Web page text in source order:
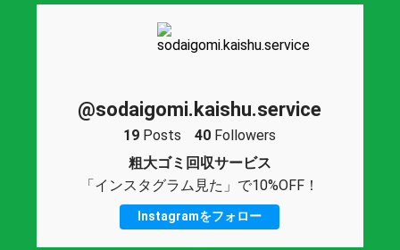
@sodaigomi.kaishu.service
19 Posts 40 Followers
粗大ゴミ回収サービス
「インスタグラム見た」で10%OFF！
Instagramをフォロー